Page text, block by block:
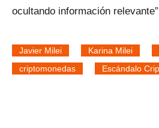
ocultando información
Javier Milei Karina Milei
criptomonedas
Escándalo